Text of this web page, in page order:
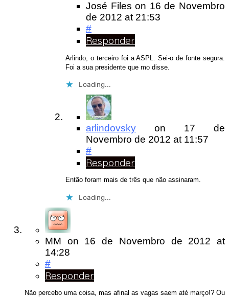
José Files on 16 de Novembro
de 2012 at 21:53
#
Responder
Arlindo, o terceiro foi a ASPL. Sei-o de fonte segura.
Foi a sua presidente que mo disse.
Loading...
arlindovsky on 17 de
Novembro de 2012 at 11:57
#
Responder
Então foram mais de três que não assinaram.
Loading...
MM on 16 de Novembro de 2012at
14:28
#
Responder
Não percebo uma coisa, mas afinal as vagas saem até março!? Ou